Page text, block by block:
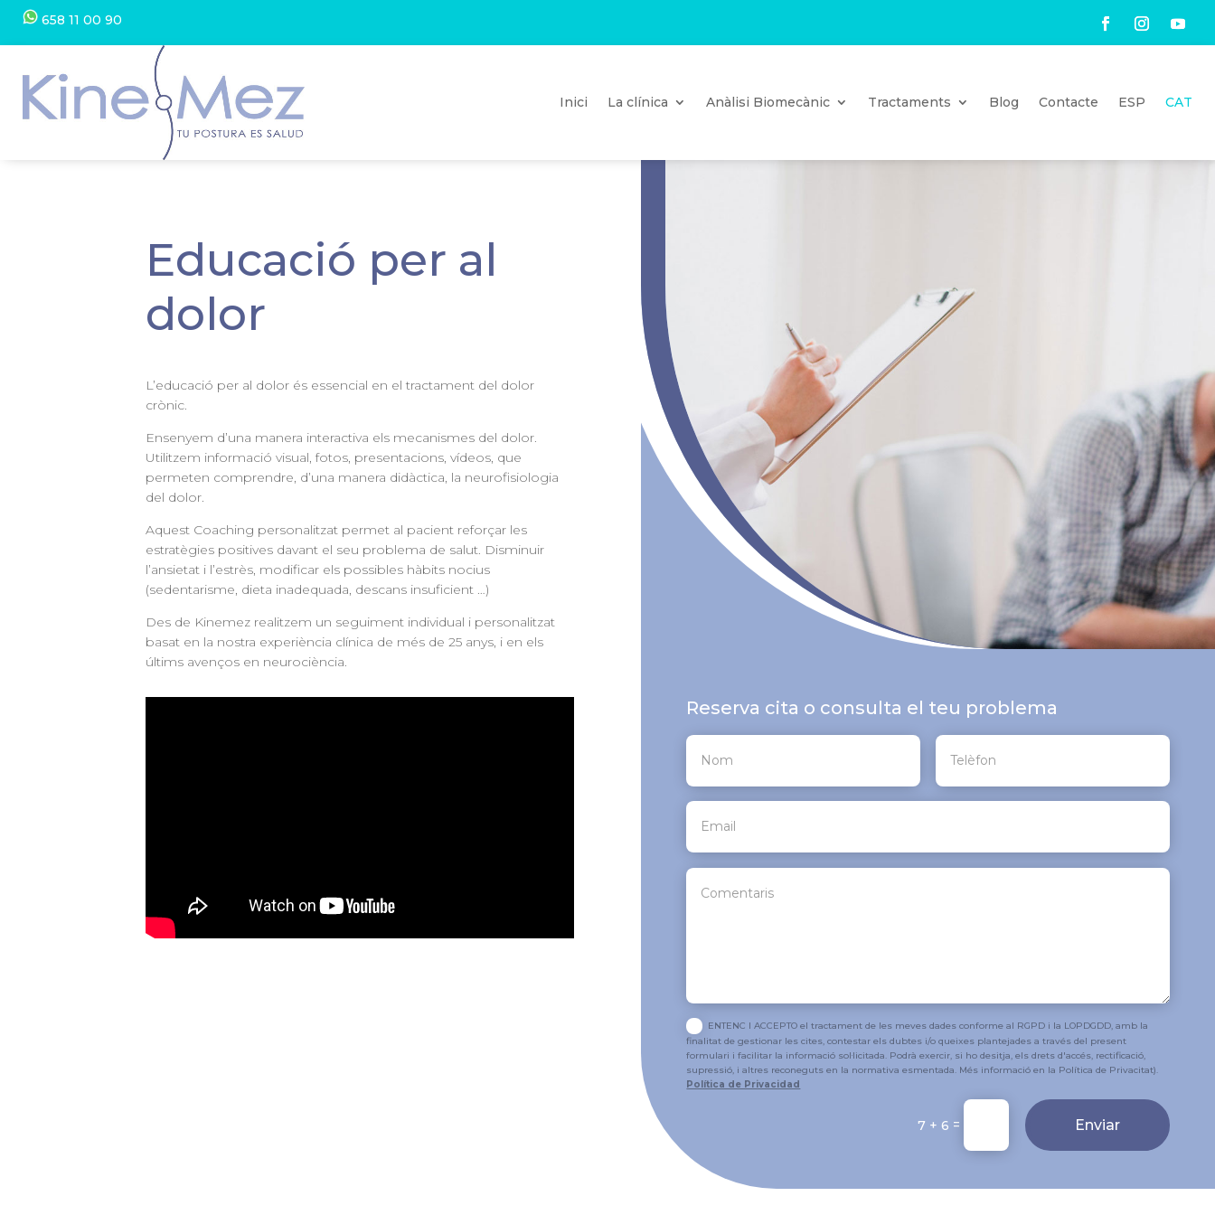
658 11 00 90
Inici La clínica Anàlisi Biomecànic Tractaments Blog Contacte ESP CAT
Educació per al
dolor
L’educació per al dolor és essencial en el tractament del dolor
crònic.
Ensenyem d’una manera interactiva els mecanismes del dolor.
Utilitzem informació visual, fotos, presentacions, vídeos, que
permeten comprendre, d’una manera didàctica, la neurofisiologia
del dolor.
Aquest Coaching personalitzat permet al pacient reforçar les
estratègies positives davant el seu problema de salut. Disminuir
l’ansietat i l’estrès, modificar els possibles hàbits nocius
(sedentarisme, dieta inadequada, descans insuficient …)
Des de Kinemez realitzem un seguiment individual i personalitzat
basat en la nostra experiència clínica de més de 25 anys, i en els
últims avenços en neurociència.
Reserva cita o consulta el teu problema
ENTENC I ACCEPTO el tractament de les meves dades conforme al RGPD i la LOPDGDD, amb la
finalitat de gestionar les cites, contestar els dubtes i/o queixes plantejades a través del present
formulari i facilitar la informació sol·licitada. Podrà exercir, si ho desitja, els drets d'accés, rectificació,
supressió, i altres reconeguts en la normativa esmentada. Més informació en la Política de Privacitat).
Política de Privacidad
7 + 6 = Enviar